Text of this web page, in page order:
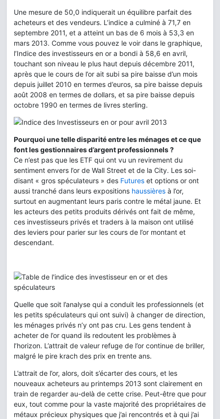
Une mesure de 50,0 indiquerait un équilibre parfait des
acheteurs et des vendeurs. L’indice a culminé à 71,7 en
septembre 2011, et a atteint un bas de 6 mois à 53,3 en
mars 2013. Comme vous pouvez le voir dans le graphique,
l’Indice des investisseurs en or a bondi à 58,6 en avril,
touchant son niveau le plus haut depuis décembre 2011,
après que le cours de l’or ait subi sa pire baisse d’un mois
depuis juillet 2010 en termes d’euros, sa pire baisse depuis
août 2008 en termes de dollars, et sa pire baisse depuis
octobre 1990 en termes de livres sterling.
Pourquoi une telle disparité entre les ménages et ce que
font les gestionnaires d’argent professionnels ?
Ce n’est pas que les ETF qui ont vu un revirement du
sentiment envers l’or de Wall Street et de la City. Les soi-
disant « gros spéculateurs » des Futures et options or ont
aussi tranché dans leurs expositions haussières à l’or,
surtout en augmentant leurs paris contre le métal jaune. Et
les acteurs des petits produits dérivés ont fait de même,
ces investisseurs privés et traders à la maison ont utilisé
des leviers pour parier sur les cours de l’or montant et
descendant.
Quelle que soit l’analyse qui a conduit les professionnels (et
les petits spéculateurs qui ont suivi) à changer de direction,
les ménages privés n’y ont pas cru. Les gens tendent à
acheter de l’or quand ils redoutent les problèmes à
l’horizon. L’attrait de valeur refuge de l’or continue de briller,
malgré le pire krach des prix en trente ans.
L’attrait de l’or, alors, doit s’écarter des cours, et les
nouveaux acheteurs au printemps 2013 sont clairement en
train de regarder au-delà de cette crise. Peut-être que pour
eux, tout comme pour la vaste majorité des propriétaires de
métaux précieux physiques que j’ai rencontrés et à qui j’ai